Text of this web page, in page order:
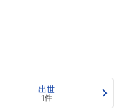
出世
1件